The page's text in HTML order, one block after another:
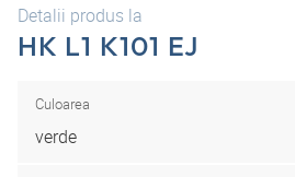
Detalii produs la
HK L1 K101 EJ
Culoarea
verde